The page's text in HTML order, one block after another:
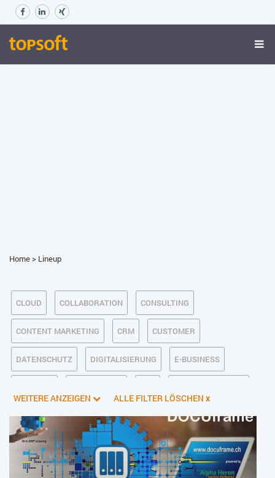
Home> Lineup
CLOUD COLLABORATION CONSULTING
CONTENT MARKETING CRM CUSTOMER
DATENSCHUTZ DIGITALISIERUNG E-BUSINESS
INDUSTRIE 4.0 KI IM ERP KÜNSTLICHE INTELLIGENZ
LOGISTIK MANAGEMENT & FÜHRUNG MARKETING
ONLINE-MARKETING PIM PROJEKTMANAGEMENT
WEITERE ANZEIGEN ALLE FILTER LÖSCHEN x